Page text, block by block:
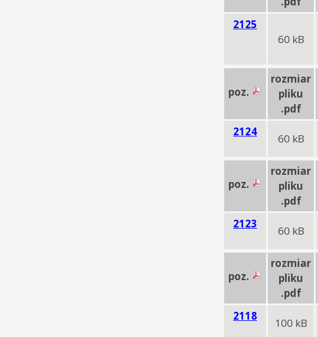
2125
60 kB
poz.
rozmiar
pliku
.pdf
2124
60 kB
poz.
rozmiar
pliku
.pdf
2123
60 kB
poz.
rozmiar
pliku
.pdf
2118
100 kB